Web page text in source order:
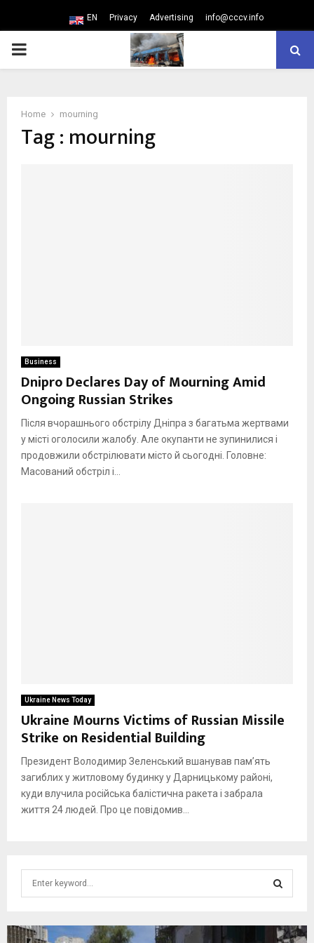
EN Privacy Advertising info@cccv.info
PRIMARY
Home mourning
Tag : mourning
Business
Dnipro Declares Day of Mourning Amid
Ongoing Russian Strikes
Після вчорашнього обстрілу Дніпра з багатьма жертвами
у місті оголосили жалобу. Але окупанти не зупинилися і
продовжили обстрілювати місто й сьогодні. Головне:
Масований обстріл і...
Ukraine News Today
Ukraine Mourns Victims of Russian Missile
Strike on Residential Building
Президент Володимир Зеленський вшанував пам’ять
загиблих у житловому будинку у Дарницькому районі,
куди влучила російська балістична ракета і забрала
життя 24 людей. Про це повідомив...
c
E